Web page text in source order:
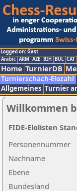
Logged on: Gast
Arabic ARM AZE BIH BUL CAT
Home TurnierDB
Turnierschach-Elozahl
Allgemeines Turnier
Willkommen
Nachname
Ebene
Personennummer
Bundesland
FIDE-Elolisten